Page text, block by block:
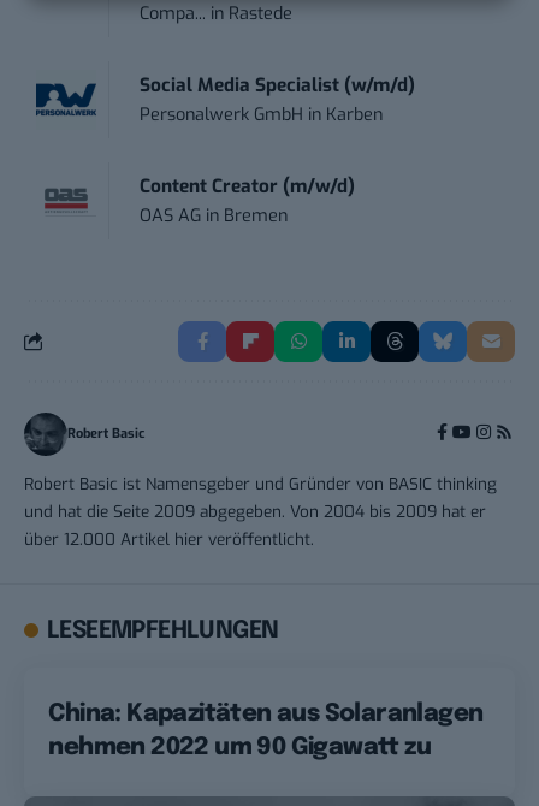
Compa... in Rastede
Social Media Specialist (w/m/d)
Personalwerk GmbH in Karben
Content Creator (m/w/d)
OAS AG in Bremen
Robert Basic
Robert Basic ist Namensgeber und Gründer von BASIC thinking
und hat die Seite 2009 abgegeben. Von 2004 bis 2009 hat er
über 12.000 Artikel hier veröffentlicht.
LESEEMPFEHLUNGEN
China: Kapazitäten aus Solaranlagen
nehmen 2022 um 90 Gigawatt zu